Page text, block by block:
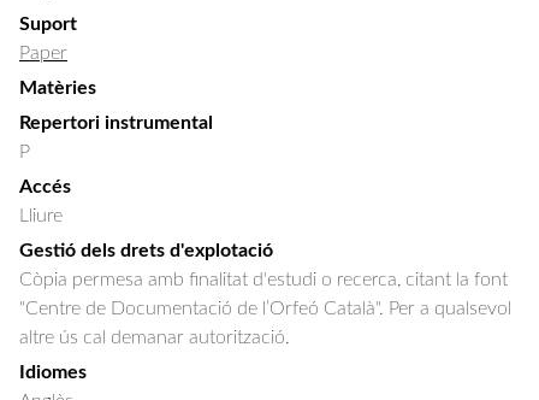
Suport
Paper
Matèries
Repertori instrumental
P
Accés
Lliure
Gestió dels drets d'explotació
Còpia permesa amb finalitat d'estudi o recerca, citant la font
"Centre de Documentació de l’Orfeó Català". Per a qualsevol
altre ús cal demanar autorització.
Idiomes